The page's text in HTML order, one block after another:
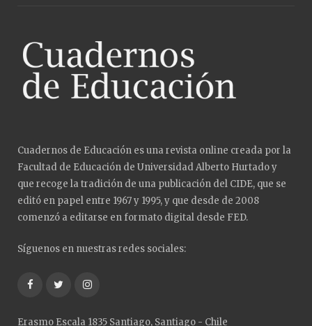
Cuadernos de Educación es una revista online creada por la
Facultad de Educación de Universidad Alberto Hurtado y
que recoge la tradición de una publicación del CIDE, que se
editó en papel entre 1967 y 1995, y que desde de 2008
comenzó a editarse en formato digital desde FED.
Síguenos en nuestras redes sociales:
FacebookTwitterInstagram
Erasmo Escala 1835 Santiago, Santiago - Chile